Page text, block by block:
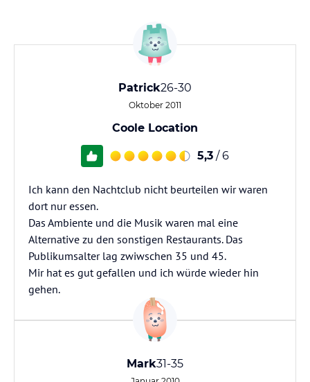
Patrick26-30
Oktober 2011
Coole Location
5,3 / 6
Ich kann den Nachtclub nicht beurteilen wir waren
dort nur essen.
Das Ambiente und die Musik waren mal eine
Alternative zu den sonstigen Restaurants. Das
Publikumsalter lag zwiwschen 35 und 45.
Mir hat es gut gefallen und ich würde wieder hin
gehen.
Mark31-35